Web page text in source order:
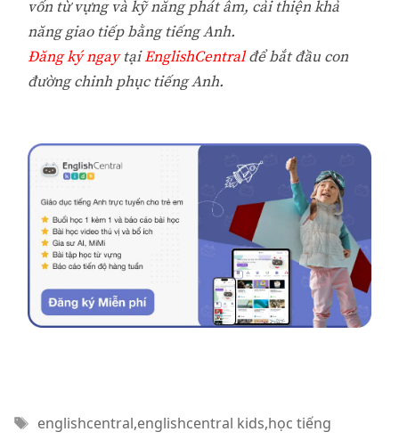
vốn từ vựng và kỹ năng phát âm, cải thiện khả
năng giao tiếp bằng tiếng Anh.
Đăng ký ngaytạiEnglishCentralđể bắt đầu con
đường chinh phục tiếng Anh.
Thẻ
englishcentral,englishcentral kids,học tiếng